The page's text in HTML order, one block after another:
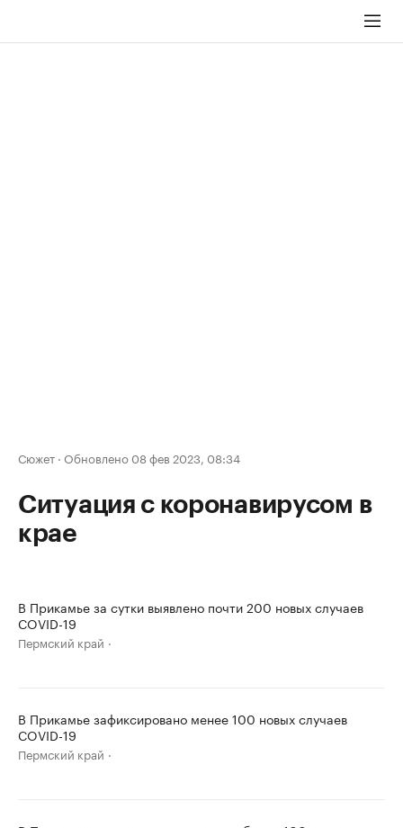
Сюжет · Обновлено 08 фев 2023, 08:34
Ситуация с коронавирусом в
крае
В Прикамье за сутки выявлено почти 200 новых случаев
COVID-19
Пермский край
В Прикамье зафиксировано менее 100 новых случаев
COVID-19
Пермский край